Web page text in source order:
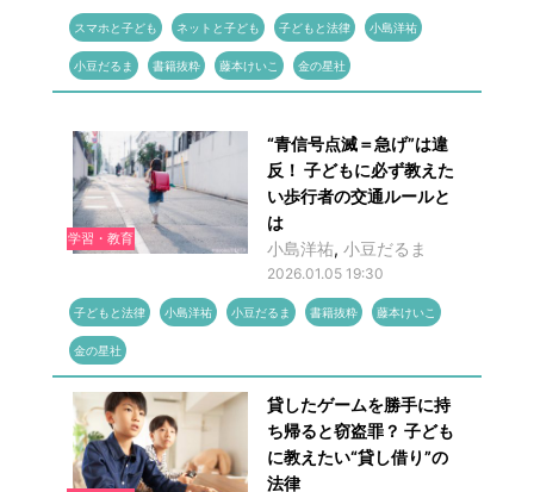
スマホと子ども ネットと子ども 子どもと法律 小島洋祐
小豆だるま 書籍抜粋 藤本けいこ 金の星社
学習・教育
“青信号点滅＝急げ”は違
反！ 子どもに必ず教えた
い歩行者の交通ルールと
は
小島洋祐, 小豆だるま
2026.01.05 19:30
子どもと法律 小島洋祐 小豆だるま 書籍抜粋 藤本けいこ
金の星社
貸したゲームを勝手に持
ち帰ると窃盗罪？ 子ども
に教えたい“貸し借り”の
法律